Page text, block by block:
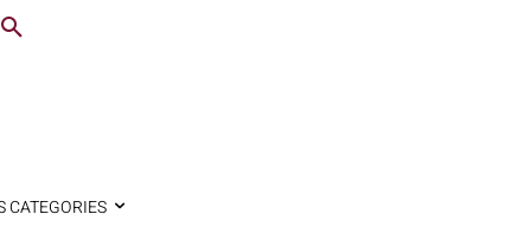
CATEGORIES